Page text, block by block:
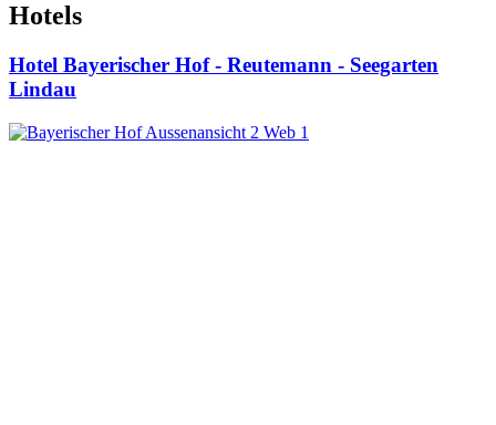
Hotels
Hotel Bayerischer Hof - Reutemann - Seegarten
Lindau